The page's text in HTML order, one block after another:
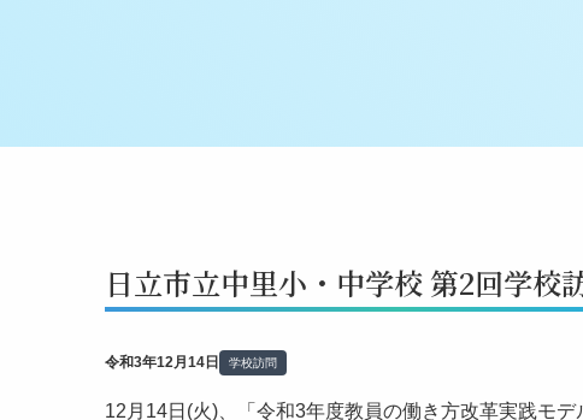
日立市立中里小・中学校 第2回学校
令和3年12月14日 学校訪問
12月14日(火)、「令和3年度教員の働き方改革実践モ